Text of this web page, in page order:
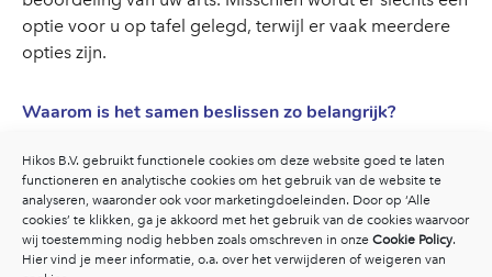
Hikos B.V. gebruikt functionele cookies om deze website goed te laten
functioneren en analytische cookies om het gebruik van de website te
analyseren, waaronder ook voor marketingdoeleinden. Door op ‘Alle
cookies’ te klikken, ga je akkoord met het gebruik van de cookies waarvoor
wij toestemming nodig hebben zoals omschreven in onze Cookie Policy.
Hier vind je meer informatie, o.a. over het verwijderen of weigeren van
optie voor u op tafel gelegd, terwijl er vaak meerdere
opties zijn.
Waarom is het samen beslissen zo belangrijk?
hebben op ons leven, nemen we normaal gesproken
zelf. Het is dan ook niet meer dan logisch dat u wilt
beslissen welke behandeling u ondergaat. Toch worden
deze beslissingen van oudsher vaak door de